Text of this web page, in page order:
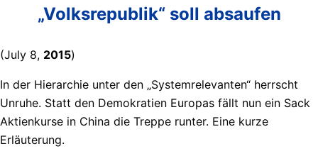
„Volksrepublik“ soll absaufen
(July 8, 2015)
In der Hierarchie unter den „Systemrelevanten“ herrscht
Unruhe. Statt den Demokratien Europas fällt nun ein Sack
Aktienkurse in China die Treppe runter. Eine kurze
Erläuterung.